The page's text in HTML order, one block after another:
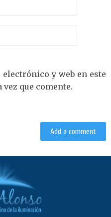
y web en este
que comente.